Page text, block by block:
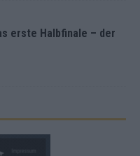
erste Halbfinale – der